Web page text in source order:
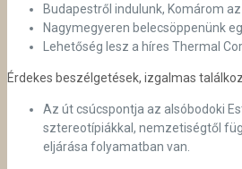
Budapestről indulunk, Komárom
Nagymegyeren belecsöppenünk
Lehetőség lesz a híres Thermal
Érdekes beszélgetések, izgalmas
Az út csúcspontja az alsóbodoki
sztereotípiákkal, nemzetiségtől
eljárása folyamatban van.